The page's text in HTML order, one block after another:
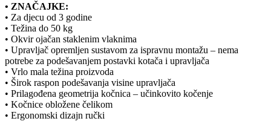
• ZNAČAJKE:
• Za djecu od 3 godine
• Težina do 50 kg
• Okvir ojačan staklenim vlaknima
• Upravljač opremljen sustavom za ispravnu montažu – nema
potrebe za podešavanjem postavki kotača i upravljača
• Vrlo mala težina proizvoda
• Širok raspon podešavanja visine upravljača
• Prilagođena geometrija kočnica – učinkovito kočenje
• Kočnice obložene čelikom
• Ergonomski dizajn ručki